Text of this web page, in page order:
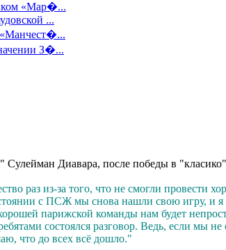
«Мар�...
...
З�...
Диавара, после победы в
раз из-за того, что не смогли провести
с ПСЖ мы снова нашли свою игру, и
парижской команды нам будет
состоялся разговор. Ведь, если мы
что до всех всё дошло."